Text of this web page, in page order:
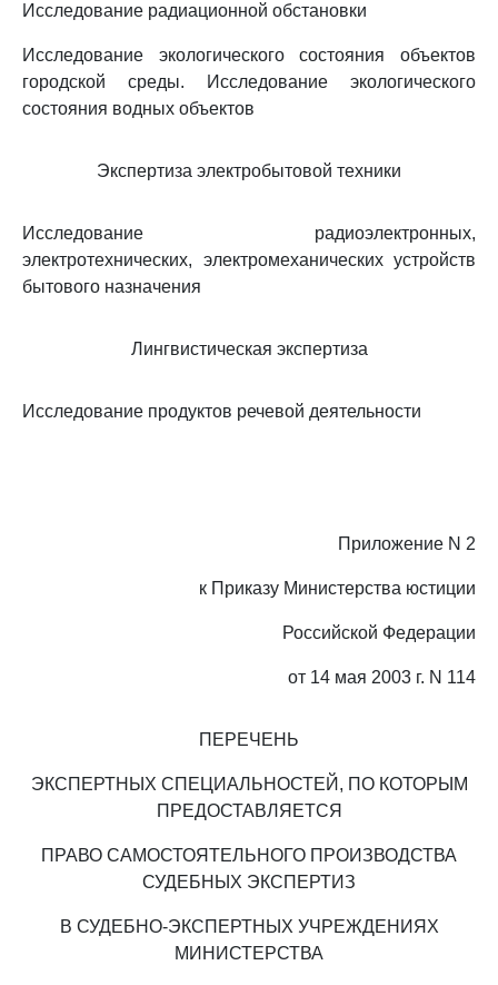
Исследование радиационной обстановки
Исследование экологического состояния объектов
городской среды. Исследование экологического
состояния водных объектов
Экспертиза электробытовой техники
Исследование радиоэлектронных,
электротехнических, электромеханических устройств
бытового назначения
Лингвистическая экспертиза
Исследование продуктов речевой деятельности
Приложение N 2
к Приказу Министерства юстиции
Российской Федерации
от 14 мая 2003 г. N 114
ПЕРЕЧЕНЬ
ЭКСПЕРТНЫХ СПЕЦИАЛЬНОСТЕЙ, ПО КОТОРЫМ
ПРЕДОСТАВЛЯЕТСЯ
ПРАВО САМОСТОЯТЕЛЬНОГО ПРОИЗВОДСТВА
СУДЕБНЫХ ЭКСПЕРТИЗ
В СУДЕБНО-ЭКСПЕРТНЫХ УЧРЕЖДЕНИЯХ
МИНИСТЕРСТВА